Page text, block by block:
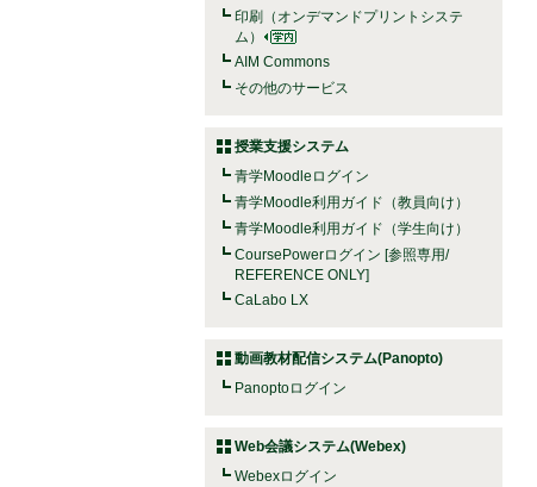
印刷（オンデマンドプリントシステ
ム）
AIM Commons
その他のサービス
授業支援システム
青学Moodleログイン
青学Moodle利用ガイド（教員向け）
青学Moodle利用ガイド（学生向け）
CoursePowerログイン [参照専用/
REFERENCE ONLY]
CaLabo LX
動画教材配信システム(Panopto)
Panoptoログイン
Web会議システム(Webex)
Webexログイン